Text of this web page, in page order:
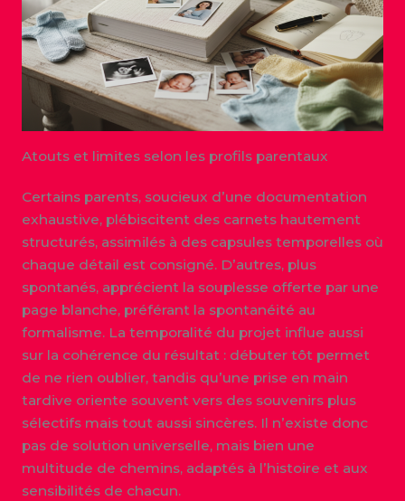
Atouts et limites selon les profils parentaux
Certains parents, soucieux d’une documentation
exhaustive, plébiscitent des carnets hautement
structurés, assimilés à des capsules temporelles où
chaque détail est consigné. D’autres, plus
spontanés, apprécient la souplesse offerte par une
page blanche, préférant la spontanéité au
formalisme. La temporalité du projet influe aussi
sur la cohérence du résultat : débuter tôt permet
de ne rien oublier, tandis qu’une prise en main
tardive oriente souvent vers des souvenirs plus
sélectifs mais tout aussi sincères. Il n’existe donc
pas de solution universelle, mais bien une
multitude de chemins, adaptés à l’histoire et aux
sensibilités de chacun.